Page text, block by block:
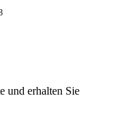
und erhalten Sie